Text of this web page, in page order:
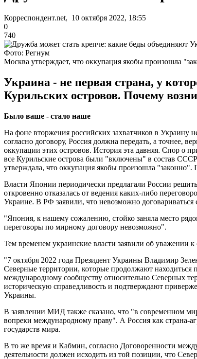
Корреспондент.net, 10 октября 2022, 18:55
0
740
Фото: Регнум
Москва утверждает, что оккупация якобы произошла
Украина - не первая страна, у
Курильских островов. Почему
Было ваше - стало наше
На фоне вторжения российских захватчиков в Украину
согласно договору, Россия должна передать, а точнее,
оккупации этих островов. История эта давняя. Спор о
все Курильские острова были "включены" в состав
утверждала, что оккупация якобы произошла
Власти Японии периодически предлагали России
откровенно отказалась от ведения каких-либо
Украине. В РФ заявили, что невозможно
"Япония, к нашему сожалению, стойко заняла место
переговоры по мирному договору невозможно".
Тем временем украинские власти заявили об уважении
"7 октября 2022 года Президент Украины Владимир
Северные территории, которые продолжают
международному сообществу относительно Северных
историческую справедливость и подтверждают
Украины.
В заявлении МИД также сказано, что "в современном
вопреки международному праву". А Россия как страна-
государств мира.
В то же время и Кабмин, согласно Договоренности
деятельности должен исходить из той позиции, что